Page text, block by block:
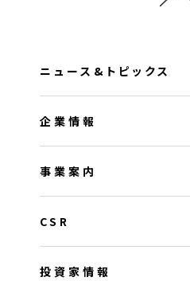
ニュース&トピックス
企業情報
事業案内
CSR
投資家情報